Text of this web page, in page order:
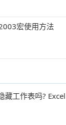
宏使用方法
藏工作表吗? Excel